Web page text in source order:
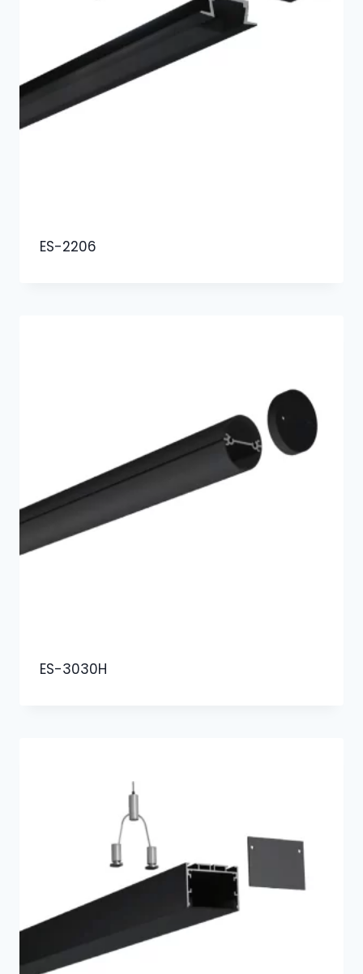
ES-2206
ES-3030H